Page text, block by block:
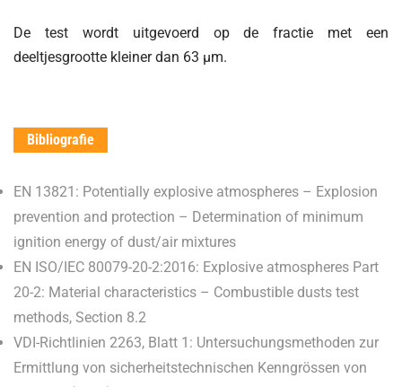
De test wordt uitgevoerd op de fractie met een
deeltjesgrootte kleiner dan 63 µm.
Bibliografie
EN 13821: Potentially explosive atmospheres – Explosion
prevention and protection – Determination of minimum
ignition energy of dust/air mixtures
EN ISO/IEC 80079-20-2:2016: Explosive atmospheres Part
20-2: Material characteristics – Combustible dusts test
methods, Section 8.2
VDI-Richtlinien 2263, Blatt 1: Untersuchungsmethoden zur
Ermittlung von sicherheitstechnischen Kenngrössen von